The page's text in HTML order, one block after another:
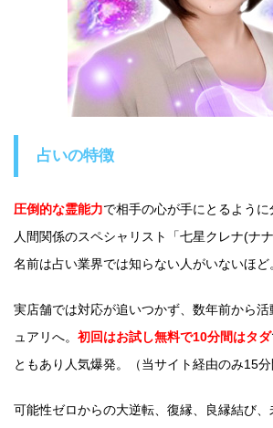
占いの特徴
圧倒的な霊能力で相手の心が手にとるように
人間関係のスペシャリスト「七星クレナ(ナ
名前は占い業界では知らない人がいないほど
実店舗では対応が追いつかず、数年前から
ュアリへ。 初回はお試し無料で10分間はタダ
ともあり人気爆発。（当サイト経由のみ15分
可能性ゼロからの大逆転、復縁、良縁結び